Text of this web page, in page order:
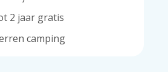
2 jaar gratis
camping